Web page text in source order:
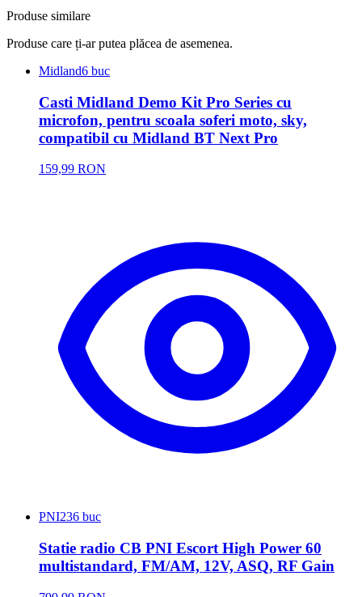
Produse similare
Produse care ți-ar putea plăcea de asemenea.
Midland6 buc
Casti Midland Demo Kit Pro Series cu
microfon, pentru scoala soferi moto, sky,
compatibil cu Midland BT Next Pro
159,99 RON
PNI236 buc
Statie radio CB PNI Escort High Power 60
multistandard, FM/AM, 12V, ASQ, RF Gain